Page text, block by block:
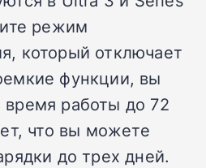
режим
который отключает
функции, вы
работы до 72
что вы можете
до трех дней.